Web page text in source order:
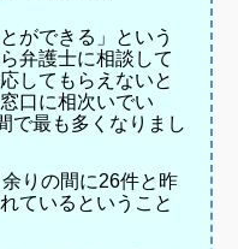
ができる」という
弁護士に相談して
してもらえないと
口に相次いでい
で最も多くなりまし
りの間に26件と昨
ているということ